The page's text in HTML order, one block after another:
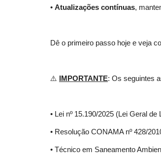
• Atualizações contínuas,
Dê o primeiro passo hoje e veja
⚠️ IMPORTANTE: Os seguintes
• Lei nº 15.190/2025 (Lei Geral
• Resolução CONAMA nº 428/
• Técnico em Saneamento